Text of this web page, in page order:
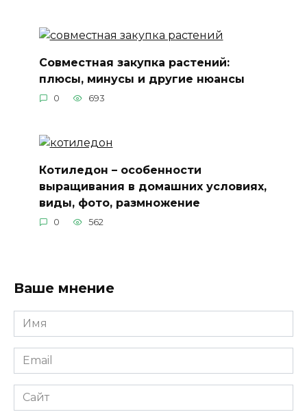
Совместная закупка растений:
плюсы, минусы и другие нюансы
0 693
Котиледон – особенности
выращивания в домашних условиях,
виды, фото, размножение
0 562
Ваше мнение
Имя
*
Email
*
Сайт